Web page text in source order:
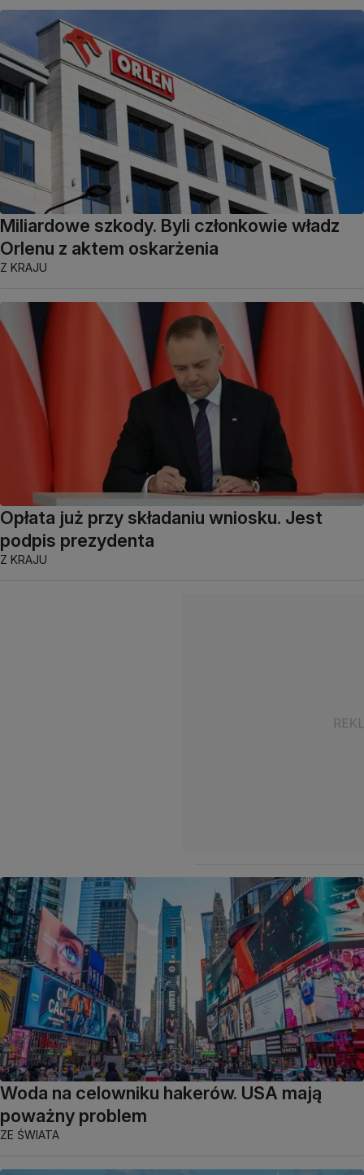
Miliardowe szkody. Byli członkowie władz
Orlenu z aktem oskarżenia
Z KRAJU
Opłata już przy składaniu wniosku. Jest
podpis prezydenta
Z KRAJU
Woda na celowniku hakerów. USA mają
poważny problem
ZE ŚWIATA